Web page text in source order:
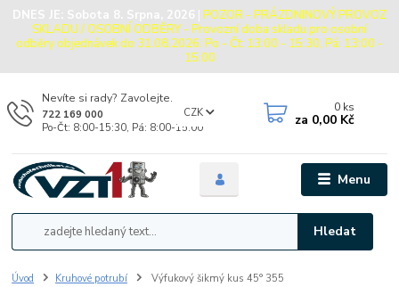
DNES JE: Sobota 8. Srpna, 2026 | POZOR - PRÁZDNINOVÝ PROVOZ
SKLADU / OSOBNÍ ODBĚRY - Provozní doba skladu pro osobní
odběry objednávek do 31.08.2026: Po - Čt: 13:00 - 15:30, Pá: 13:00 -
15:00
Menu
CZK
Hledat
Nevíte si rady? Zavolejte.
722 169 000
Po-Čt: 8:00-15:30, Pá: 8:00-15:00
0 ks
za 0,00 Kč
Úvod Kruhové potrubí Výfukový šikmý kus 45° 355